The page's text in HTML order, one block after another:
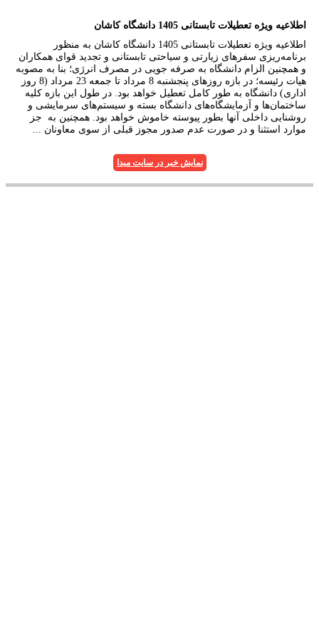
اطلاعیه ویژه تعطیلات تابستانی 1405 دانشگاه کاشان
اطلاعیه ویژه تعطیلات تابستانی 1405 دانشگاه کاشان به منظور
برنامه‌ریزی سفرهای زیارتی و سیاحتی تابستانی و تجدید قوای همکاران
و همچنین الزام دانشگاه به صرفه جویی در مصرف انرژی؛ بنا به مصوبه
هیات رئیسه؛ در بازه روزهای پنجشنبه 8 مرداد تا جمعه 23 مرداد (8 روز
اداری) دانشگاه به طور کامل تعطیل خواهد بود. در طول این بازه کلیه
ساختمان‌ها و آزمایشگاه‌های دانشگاه بسته و سیستم‌های سرمایشی و
روشنایی داخلی آنها بطور پیوسته خاموش خواهد بود. همچنین به جز
موارد استثنا و در صورت عدم صدور مجوز قبلی از سوی معاونان ...
نمایش خبر در سایت مبدا